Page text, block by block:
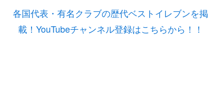
各国代表・有名クラブの歴代ベストイレブンを掲
載！YouTubeチャンネル登録はこちらから！！